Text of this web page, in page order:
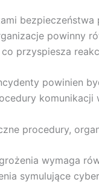
powinny
przyspiesza
powinien
procedury,
wymaga
symulujące